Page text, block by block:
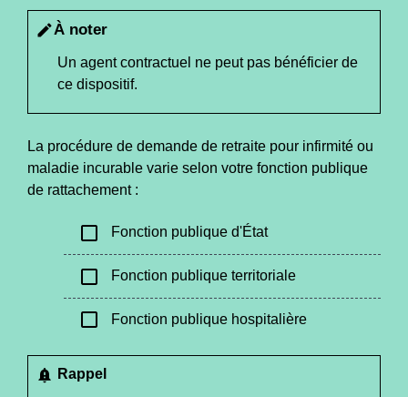
editÀ noter
Un agent contractuel ne peut pas bénéficier de
ce dispositif.
La procédure de demande de retraite pour infirmité ou
maladie incurable varie selon votre fonction publique
de rattachement :
check_box_outline_blank Fonction publique d'État
check_box_outline_blank Fonction publique territoriale
check_box_outline_blank Fonction publique hospitalière
notification_important Rappel